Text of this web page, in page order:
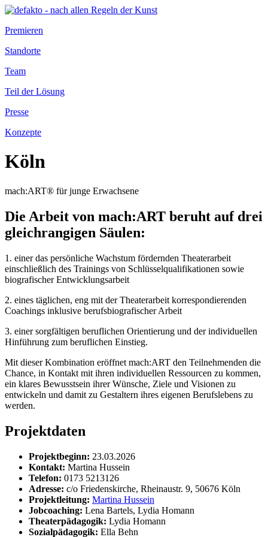
Premieren
Standorte
Team
Teil der Lösung
Presse
Konzepte
Köln
mach:ART® für junge Erwachsene
Die Arbeit von mach:ART beruht auf drei
gleichrangigen Säulen:
1. einer das persönliche Wachstum fördernden Theaterarbeit
einschließlich des Trainings von Schlüsselqualifikationen sowie
biografischer Entwicklungsarbeit
2. eines täglichen, eng mit der Theaterarbeit korrespondierenden
Coachings inklusive berufsbiografischer Arbeit
3. einer sorgfältigen beruflichen Orientierung und der individuellen
Hinführung zum beruflichen Einstieg.
Mit dieser Kombination eröffnet mach:ART den Teilnehmenden die
Chance, in Kontakt mit ihren individuellen Ressourcen zu kommen,
ein klares Bewusstsein ihrer Wünsche, Ziele und Visionen zu
entwickeln und damit zu Gestaltern ihres eigenen Berufslebens zu
werden.
Projektdaten
Projektbeginn: 23.03.2026
Kontakt: Martina Hussein
Telefon: 0173 5213126
Adresse: c/o Friedenskirche, Rheinaustr. 9, 50676 Köln
Projektleitung: Martina Hussein
Jobcoaching: Lena Bartels, Lydia Homann
Theaterpädagogik: Lydia Homann
Sozialpädagogik: Ella Behn